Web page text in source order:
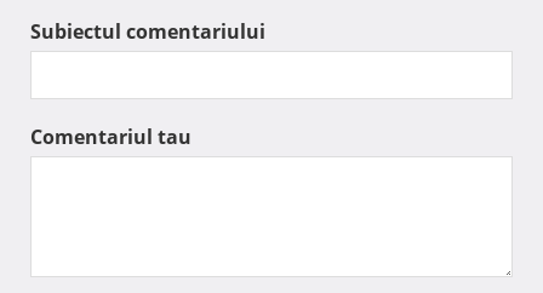
Subiectul comentariului
Comentariul tau